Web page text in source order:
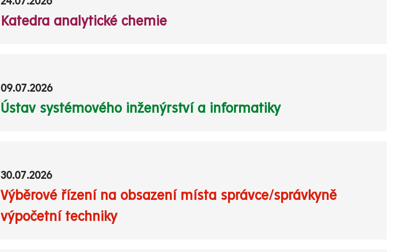
Katedra analytické chemie
09.07.2026
Ústav systémového inženýrství a informatiky
30.07.2026
Výběrové řízení na obsazení místa správce/správkyně
výpočetní techniky